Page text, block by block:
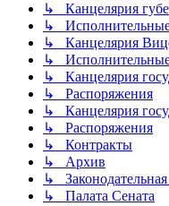
↳ Канцелярия
↳
↳ Канцелярия
↳
↳ Канцелярия
↳ Распоряжения
↳ Канцелярия
↳ Распоряжения
↳ Контракты
↳ Архив
↳
↳ Палата Сената